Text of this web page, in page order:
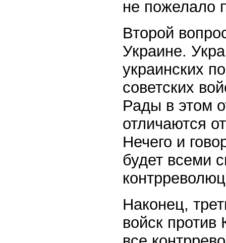
не пожелало
Второй
Украине.
украинских
советских
Рады в этом
отличаются
Нечего и
будет всеми
Наконец,
войск против